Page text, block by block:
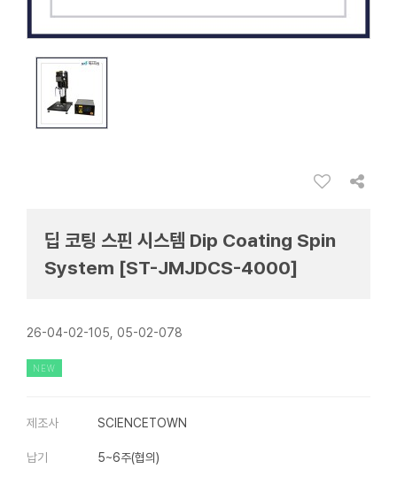
딥 코팅 스핀 시스템 Dip Coating Spin
System [ST-JMJDCS-4000]
26-04-02-105, 05-02-078
NEW
제조사 SCIENCETOWN
납기 5~6주(협의)